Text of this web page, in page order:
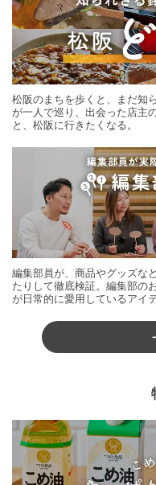
松阪のまちを歩くと、まだ知
が一人で巡り、出会った店主
と、松阪に行きたくなる。
編集部員が、商品やグッズな
たりして徹底検証。編集部の
が日常的に愛用しているアイ